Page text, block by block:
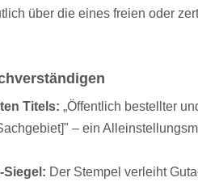
über die eines freien oder
Titels: „Öffentlich bestellter
– ein
Siegel: Der Stempel verleiht